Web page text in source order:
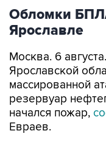
Обломки
Ярославле
Москва. 6
Ярославской
массированной
резервуар
начался пожар,
Евраев.